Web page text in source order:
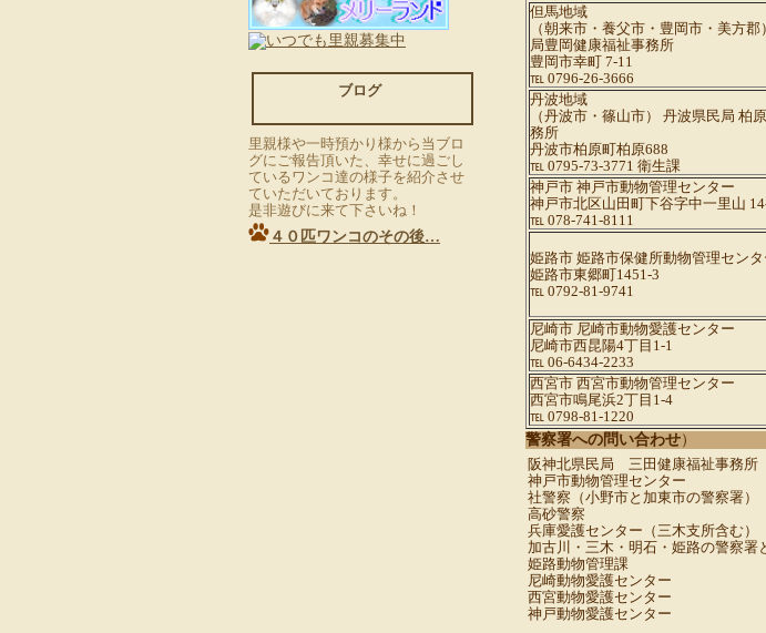
但馬地域
（朝来市・養父市・豊岡市・美方郡
局豊岡健康福祉事務所
豊岡市幸町 7-11
℡ 0796-26-3666
丹波地域
（丹波市・篠山市） 丹波県民局 柏
務所
丹波市柏原町柏原688
℡ 0795-73-3771 衛生課
神戸市 神戸市動物管理センター
神戸市北区山田町下谷字中一里山
℡ 078-741-8111
姫路市 姫路市保健所動物管理センタ
姫路市東郷町1451-3
℡ 0792-81-9741
尼崎市 尼崎市動物愛護センター
尼崎市西昆陽4丁目1-1
℡ 06-6434-2233
西宮市 西宮市動物管理センター
西宮市鳴尾浜2丁目1-4
℡ 0798-81-1220
警察署への問い合わせ）
阪神北県民局 三田健康福祉事務所
神戸市動物管理センター
社警察（小野市と加東市の警察署）
高砂警察
兵庫愛護センター（三木支所含む）
加古川・三木・明石・姫路の警察署
姫路動物管理課
尼崎動物愛護センター
西宮動物愛護センター
神戸動物愛護センター
ブログ
里親様や一時預かり様から当ブロ
グにご報告頂いた、幸せに過ごし
ているワンコ達の様子を紹介させ
ていただいております。
是非遊びに来て下さいね！
４０匹ワンコのその後…